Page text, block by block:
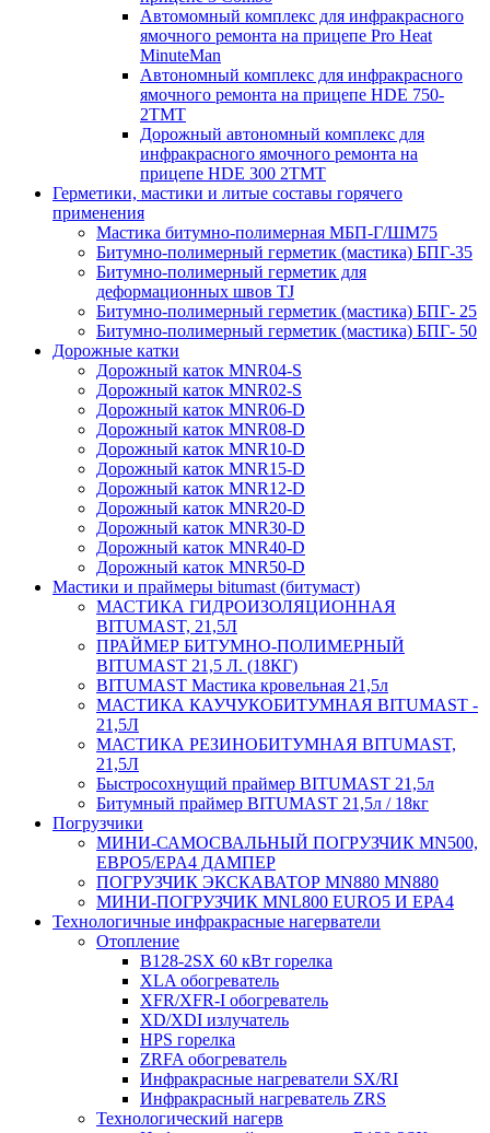
Автомомный комплекс для инфракрасного
ямочного ремонта на прицепе Pro Heat
MinuteMan
Автономный комплекс для инфракрасного
ямочного ремонта на прицепе HDE 750-
2TMT
Дорожный автономный комплекс для
инфракрасного ямочного ремонта на
прицепе HDE 300 2TMT
Герметики, мастики и литые составы горячего
применения
Мастика битумно-полимерная МБП-Г/ШМ75
Битумно-полимерный герметик (мастика) БПГ-35
Битумно-полимерный герметик для
деформационных швов TJ
Битумно-полимерный герметик (мастика) БПГ- 25
Битумно-полимерный герметик (мастика) БПГ- 50
Дорожные катки
Дорожный каток MNR04-S
Дорожный каток MNR02-S
Дорожный каток MNR06-D
Дорожный каток MNR08-D
Дорожный каток MNR10-D
Дорожный каток MNR15-D
Дорожный каток MNR12-D
Дорожный каток MNR20-D
Дорожный каток MNR30-D
Дорожный каток MNR40-D
Дорожный каток MNR50-D
Мастики и праймеры bitumast (битумаст)
МАСТИКА ГИДРОИЗОЛЯЦИОННАЯ
BITUMAST, 21,5Л
ПРАЙМЕР БИТУМНО-ПОЛИМЕРНЫЙ
BITUMAST 21,5 Л. (18КГ)
BITUMAST Мастика кровельная 21,5л
МАСТИКА КАУЧУКОБИТУМНАЯ BITUMAST -
21,5Л
МАСТИКА РЕЗИНОБИТУМНАЯ BITUMAST,
21,5Л
Быстросохнущий праймер BITUMAST 21,5л
Битумный праймер BITUMAST 21,5л / 18кг
Погрузчики
МИНИ-САМОСВАЛЬНЫЙ ПОГРУЗЧИК MN500,
ЕВРО5/EPA4 ДАМПЕР
ПОГРУЗЧИК ЭКСКАВАТОР MN880 MN880
МИНИ-ПОГРУЗЧИК MNL800 EURO5 И EPA4
Технологичные инфракрасные нагерватели
Отопление
B128-2SX 60 кВт горелка
XLA обогреватель
XFR/XFR-I обогреватель
XD/XDI излучатель
HPS горелка
ZRFA обогреватель
Инфракрасные нагреватели SX/RI
Инфракрасный нагреватель ZRS
Технологический нагерв